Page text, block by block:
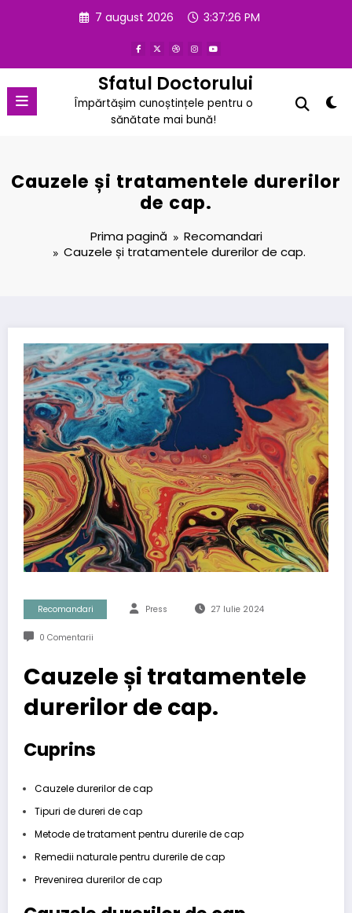
7 august 2026 3:37:27 PM
Sfatul Doctorului
Împărtășim cunoștințele pentru o
sănătate mai bună!
Cauzele și tratamentele durerilor
de cap.
Prima pagină
Recomandari
Cauzele și tratamentele durerilor de cap.
Recomandari Press 27 Iulie 2024
0 Comentarii
Cauzele și tratamentele
durerilor de cap.
Cuprins
Cauzele durerilor de cap
Tipuri de dureri de cap
Metode de tratament pentru durerile de cap
Remedii naturale pentru durerile de cap
Prevenirea durerilor de cap